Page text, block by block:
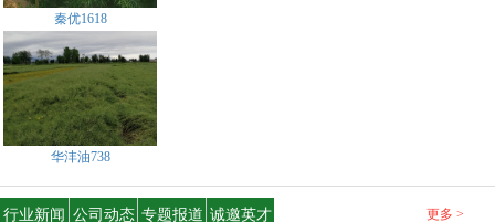
秦优1618
华沣油738
行业新闻 公司动态 专题报道 诚邀英才 更多 >